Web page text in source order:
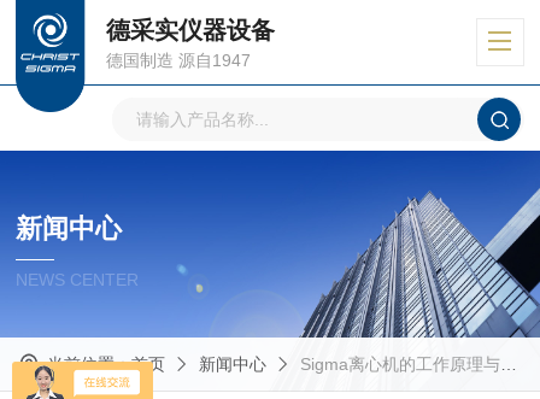
德采实仪器设备
德国制造 源自1947
新闻中心
NEWS CENTER
当前位置：首页 新闻中心 Sigma离心机的工作原理与技术特点